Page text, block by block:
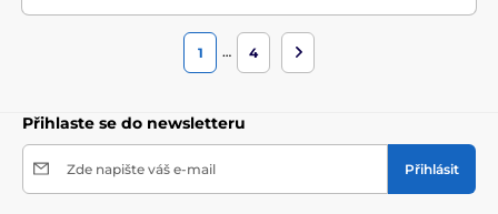
1 … 4
Přihlaste se do newsletteru
Zde napište váš e-mail Přihlásit